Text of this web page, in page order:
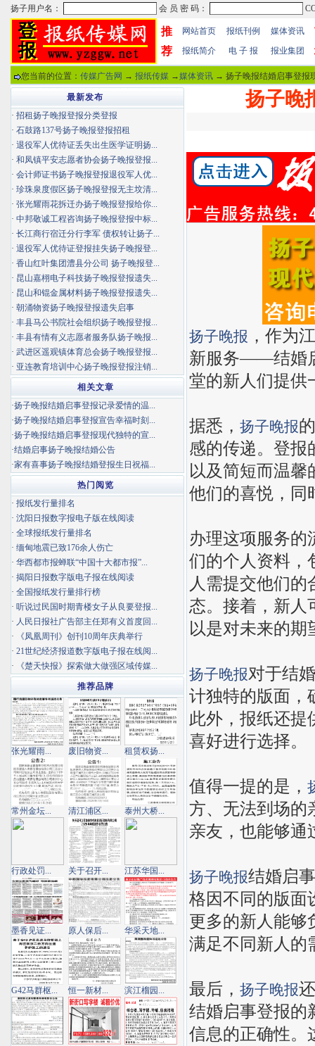
推
荐
网站首页 报纸刊例 媒体资讯
报纸简介 电 子 报 报业集团
您当前的位置： 传媒广告网 → 报纸传媒 →媒体资讯 → 扬子晚报结婚启事登报
扬子晚
扬子晚报 ，作为
新服务——结婚
堂的新人们提供
据悉， 扬子晚报
感的传递。登报
以及简短而温
他们的喜悦，同
办理这项服务的
们的个人资料，
人需提交他们
态。接着，新人
以是对未来的
扬子晚报对于结
计独特的版面，
此外，报纸还提
喜好进行选择。
值得一提的是，
方、无法到场的
亲友，也能够通
扬子晚报结婚启
格因不同的版面
更多的新人能够
满足不同新人的
最后， 扬子晚报
结婚启事登报的
信息的正确性。
最新发布
· 招租扬子晚报登报分类登报
· 石鼓路137号扬子晚报登报招租
· 退役军人优待证丢失出生医学证明扬...
· 和凤镇平安志愿者协会扬子晚报登报...
· 会计师证书扬子晚报登报退役军人优...
· 珍珠泉度假区扬子晚报登报无主坟清...
· 张光耀雨花拆迁办扬子晚报登报给你...
· 中邦敬诚工程咨询扬子晚报登报中标...
· 长江商行宿迁分行李军 债权转让扬子...
· 退役军人优待证登报挂失扬子晚报登...
· 香山红叶集团澧县分公司 扬子晚报登...
· 昆山嘉栩电子科技扬子晚报登报遗失...
· 昆山和锟金属材料扬子晚报登报遗失...
· 朝涌物资扬子晚报登报遗失启事
· 丰县马公书院社会组织扬子晚报登报...
· 丰县有情有义志愿者服务队扬子晚报...
· 武进区遥观镇体育总会扬子晚报登报...
· 亚连教育培训中心扬子晚报登报注销...
相关文章
·扬子晚报结婚启事登报记录爱情的温...
·扬子晚报结婚启事登报宣告幸福时刻...
·扬子晚报结婚启事登报现代独特的宣...
·结婚启事扬子晚报结婚公告
·家有喜事扬子晚报结婚登报生日祝福...
热门阅览
· 报纸发行量排名
· 沈阳日报数字报电子版在线阅读
· 全球报纸发行量排名
· 缅甸地震已致176余人伤亡
· 华西都市报蝉联“中国十大都市报”...
· 揭阳日报数字版电子报在线阅读
· 全国报纸发行量排行榜
· 听说过民国时期青楼女子从良要登报...
· 人民日报社广告部主任郑有义首度回...
·
《凤凰周刊》创刊10周年庆典举行
· 21世纪经济报道数字版电子报在线阅...
·
《楚天快报》探索做大做强区域传媒...
推荐品牌
张光耀雨... 废旧物资... 租赁权扬...
常州金坛... 清江浦区... 泰州大桥...
行政处罚... 关于召开... 江苏华国...
墨香见证... 原人保后... 华采天地...
G42马群枢... 恒一新材... 滨江榴园...